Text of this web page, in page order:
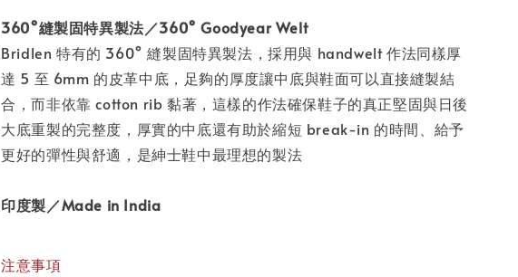
360°縫製固特異製法／360° Goodyear Welt
Bridlen 特有的 360° 縫製固特異製法，採用與 handwelt 作法同樣厚
達 5 至 6mm 的皮革中底，足夠的厚度讓中底與鞋面可以直接縫製結
合，而非依靠 cotton rib 黏著，這樣的作法確保鞋子的真正堅固與日後
大底重製的完整度，厚實的中底還有助於縮短 break-in 的時間、給予
更好的彈性與舒適，是紳士鞋中最理想的製法
印度製／Made in India
注意事項